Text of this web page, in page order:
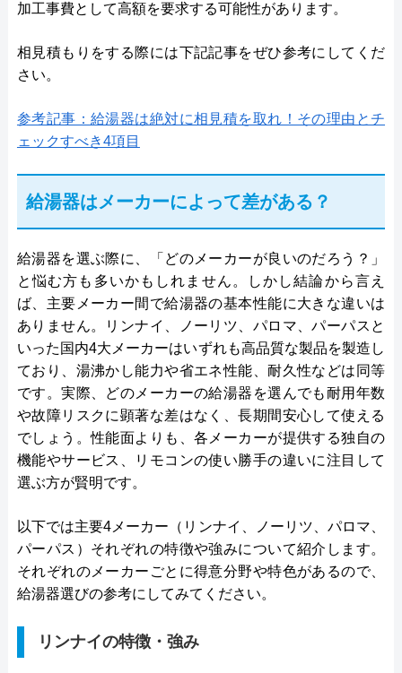
加工事費として高額を要求する可能性があります。
相見積もりをする際には下記記事をぜひ参考にしてくだ
さい。
参考記事：給湯器は絶対に相見積を取れ！その理由とチ
ェックすべき4項目
給湯器はメーカーによって差がある？
給湯器を選ぶ際に、「どのメーカーが良いのだろう？」
と悩む方も多いかもしれません。しかし結論から言え
ば、主要メーカー間で給湯器の基本性能に大きな違いは
ありません。リンナイ、ノーリツ、パロマ、パーパスと
いった国内4大メーカーはいずれも高品質な製品を製造し
ており、湯沸かし能力や省エネ性能、耐久性などは同等
です。実際、どのメーカーの給湯器を選んでも耐用年数
や故障リスクに顕著な差はなく、長期間安心して使える
でしょう。性能面よりも、各メーカーが提供する独自の
機能やサービス、リモコンの使い勝手の違いに注目して
選ぶ方が賢明です。
以下では主要4メーカー（リンナイ、ノーリツ、パロマ、
パーパス）それぞれの特徴や強みについて紹介します。
それぞれのメーカーごとに得意分野や特色があるので、
給湯器選びの参考にしてみてください。
リンナイの特徴・強み